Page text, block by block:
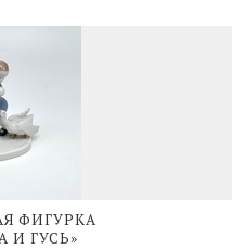
ФИГУРКА
И ГУСЬ»